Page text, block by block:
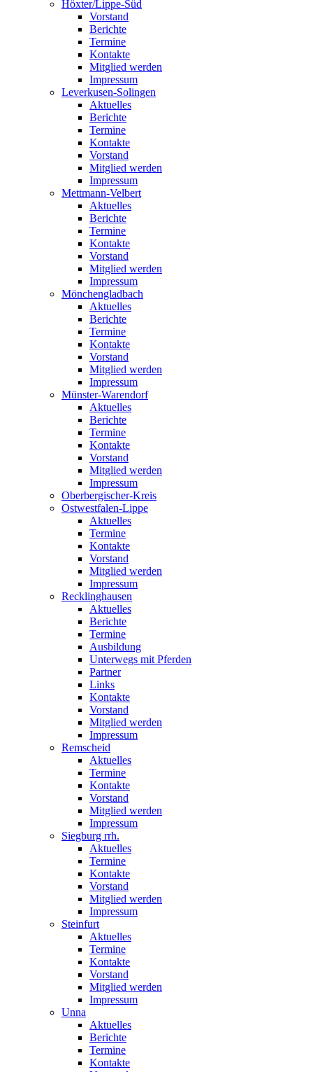
Höxter/Lippe-Süd
Vorstand
Berichte
Termine
Kontakte
Mitglied werden
Impressum
Leverkusen-Solingen
Aktuelles
Berichte
Termine
Kontakte
Vorstand
Mitglied werden
Impressum
Mettmann-Velbert
Aktuelles
Berichte
Termine
Kontakte
Vorstand
Mitglied werden
Impressum
Mönchengladbach
Aktuelles
Berichte
Termine
Kontakte
Vorstand
Mitglied werden
Impressum
Münster-Warendorf
Aktuelles
Berichte
Termine
Kontakte
Vorstand
Mitglied werden
Impressum
Oberbergischer-Kreis
Ostwestfalen-Lippe
Aktuelles
Termine
Kontakte
Vorstand
Mitglied werden
Impressum
Recklinghausen
Aktuelles
Berichte
Termine
Ausbildung
Unterwegs mit Pferden
Partner
Links
Kontakte
Vorstand
Mitglied werden
Impressum
Remscheid
Aktuelles
Termine
Kontakte
Vorstand
Mitglied werden
Impressum
Siegburg rrh.
Aktuelles
Termine
Kontakte
Vorstand
Mitglied werden
Impressum
Steinfurt
Aktuelles
Termine
Kontakte
Vorstand
Mitglied werden
Impressum
Unna
Aktuelles
Berichte
Termine
Kontakte